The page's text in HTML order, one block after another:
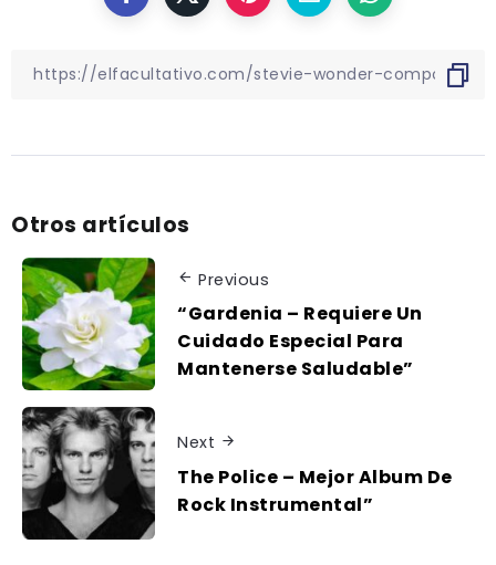
Otros artículos
Previous
“Gardenia – Requiere Un
Cuidado Especial Para
Mantenerse Saludable”
Next
The Police – Mejor Album De
Rock Instrumental”